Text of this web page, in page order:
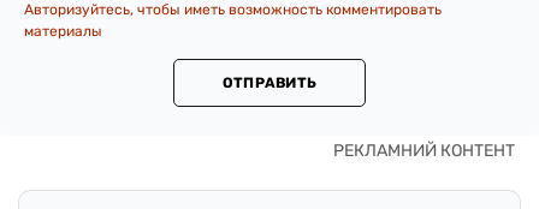
Авторизуйтесь, чтобы иметь возможность комментировать
материалы
ОТПРАВИТЬ